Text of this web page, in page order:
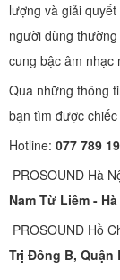
lượng và giải
người dùng
cung bậc âm nhạc
Qua những thông
bạn tìm được
Hotline: 077 789
PROSOUND Hà
Nam Từ Liêm -
PROSOUND Hồ
Trị Đông B, Quận